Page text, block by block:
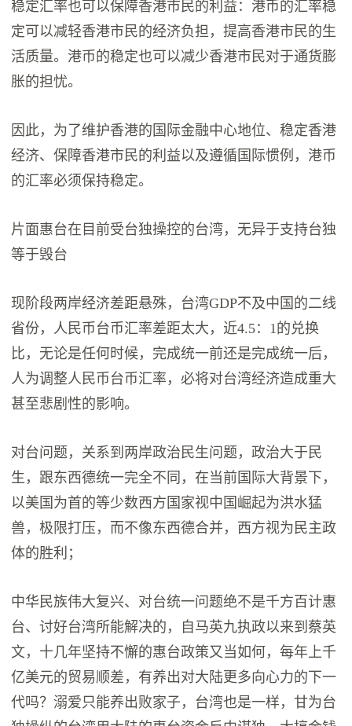
稳定汇率也可以保障香港市民的利益：港币的汇率稳
定可以减轻香港市民的经济负担，提高香港市民的生
活质量。港币的稳定也可以减少香港市民对于通货膨
胀的担忧。
因此，为了维护香港的国际金融中心地位、稳定香港
经济、保障香港市民的利益以及遵循国际惯例，港币
的汇率必须保持稳定。
片面惠台在目前受台独操控的台湾，无异于支持台独
等于毁台
现阶段两岸经济差距悬殊，台湾GDP不及中国的二线
省份，人民币台币汇率差距太大，近4.5：1的兑换
比，无论是任何时候，完成统一前还是完成统一后，
人为调整人民币台币汇率，必将对台湾经济造成重大
甚至悲剧性的影响。
对台问题，关系到两岸政治民生问题，政治大于民
生，跟东西德统一完全不同，在当前国际大背景下，
以美国为首的等少数西方国家视中国崛起为洪水猛
兽，极限打压，而不像东西德合并，西方视为民主政
体的胜利；
中华民族伟大复兴、对台统一问题绝不是千方百计惠
台、讨好台湾所能解决的，自马英九执政以来到蔡英
文，十几年坚持不懈的惠台政策又当如何，每年上千
亿美元的贸易顺差，有养出对大陆更多向心力的下一
代吗？溺爱只能养出败家子，台湾也是一样，甘为台